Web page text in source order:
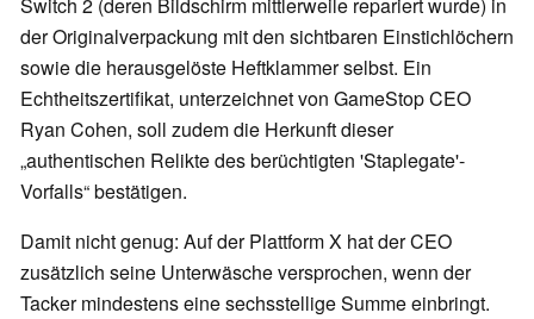
der Originalverpackung mit den sichtbaren Einstichlöchern
sowie die herausgelöste Heftklammer selbst. Ein
Echtheitszertifikat, unterzeichnet von GameStop CEO
Ryan Cohen, soll zudem die Herkunft dieser
„authentischen Relikte des berüchtigten 'Staplegate'-
Vorfalls“ bestätigen.
Damit nicht genug: Auf der Plattform X hat der CEO
zusätzlich seine Unterwäsche versprochen, wenn der
Tacker mindestens eine sechsstellige Summe einbringt.